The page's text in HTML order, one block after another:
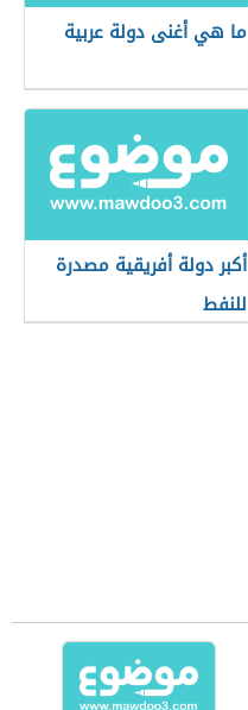
ما هي أغنى دولة عربية
أكبر دولة أفريقية مصدرة
للنفط